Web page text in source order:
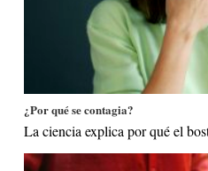
¿Por qué se contagia?
La ciencia explica por qué el